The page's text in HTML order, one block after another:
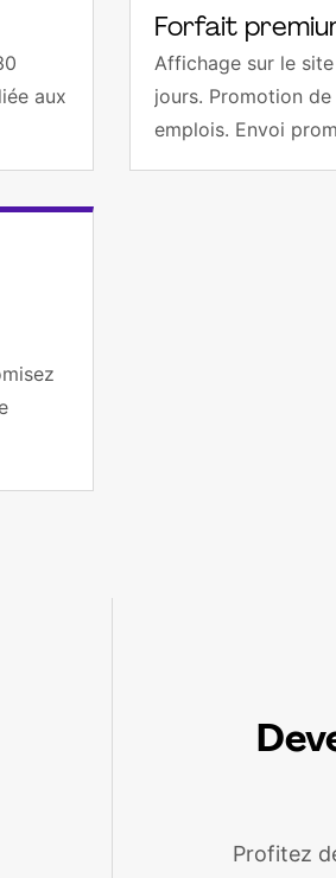
aux
Forfait
Affichage sur le
jours. Promotion de
emplois. Envoi
Profitez